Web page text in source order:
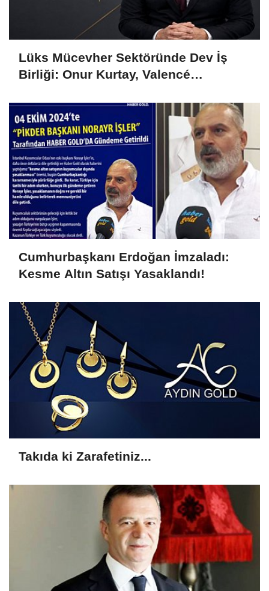
Lüks Mücevher Sektöründe Dev İş
Birliği: Onur Kurtay, Valencé
Oldu!
Cumhurbaşkanı Erdoğan İmzaladı:
Kesme Altın Satışı Yasaklandı!
Takıda ki Zarafetiniz...